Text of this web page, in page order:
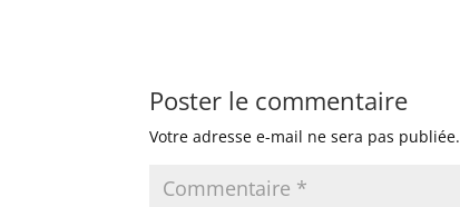
Poster le commentaire
Votre adresse e-mail ne sera pas publiée.